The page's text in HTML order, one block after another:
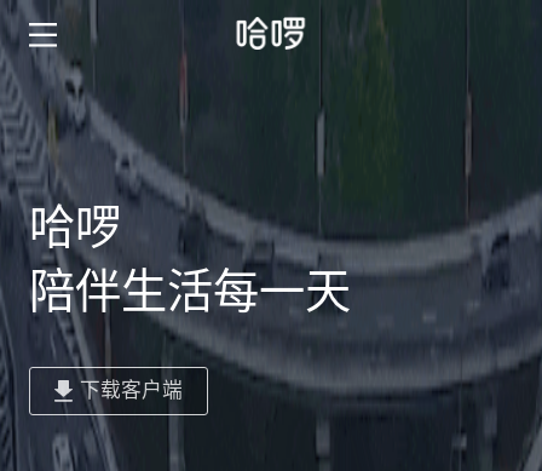
哈啰
陪伴生活每一天
下载客户端